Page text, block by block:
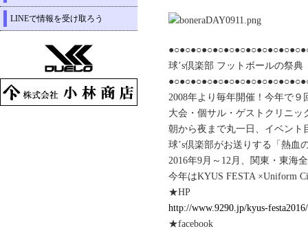
球’s倶楽部 フットボールの祭典
2008年より毎年開催！今年で９
大会・個サル・ゲストクリニ
朝から夜まで丸一日、イベント
球’s倶楽部がお送りする「熱血
2016年9月～12月、関東・東海
今年はKYUS FESTA ×Uniform
★HP
http://www.9290.jp/kyus-festa2016/
★facebook
LINEで情報を受け取ろう